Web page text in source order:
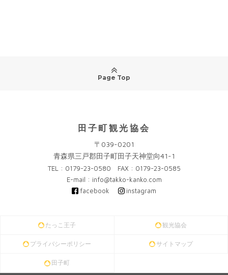
Page Top
田子町観光協会
〒039-0201
青森県三戸郡田子町田子天神堂向41-1
TEL : 0179-23-0580 FAX : 0179-23-0585
E-mail : info@takko-kanko.com
facebook
instagram
たっこ王子 観光協会
プライバシーポリシー サイトマップ
田子町